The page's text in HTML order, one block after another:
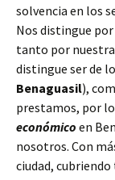
solvencia en los
Nos distingue
tanto por
distingue ser de
Benaguasil),
prestamos, por
económico en
nosotros. Con
ciudad,